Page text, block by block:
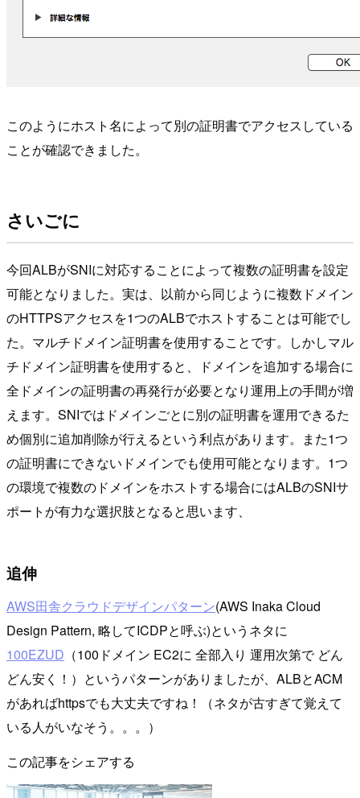
このようにホスト名によって別の証明書でアクセスしている
ことが確認できました。
さいごに
今回ALBがSNIに対応することによって複数の証明書を設定
可能となりました。実は、以前から同じように複数ドメイン
のHTTPSアクセスを1つのALBでホストすることは可能でし
た。マルチドメイン証明書を使用することです。しかしマル
チドメイン証明書を使用すると、ドメインを追加する場合に
全ドメインの証明書の再発行が必要となり運用上の手間が増
えます。SNIではドメインごとに別の証明書を運用できるた
め個別に追加削除が行えるという利点があります。また1つ
の証明書にできないドメインでも使用可能となります。1つ
の環境で複数のドメインをホストする場合にはALBのSNIサ
ポートが有力な選択肢となると思います、
追伸
AWS田舎クラウドデザインパターン(AWS Inaka Cloud
Design Pattern, 略してICDPと呼ぶ)というネタに
100EZUD （100ドメイン EC2に 全部入り 運用次第で どん
どん安く！）というパターンがありましたが、ALBとACM
があればhttpsでも大丈夫ですね！（ネタが古すぎて覚えて
いる人がいなそう。。。）
この記事をシェアする